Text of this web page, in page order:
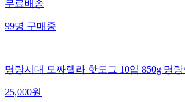
무료배송
99명구매중
명랑시대 모짜렐라 핫도그 10입 850g 명
25,000원